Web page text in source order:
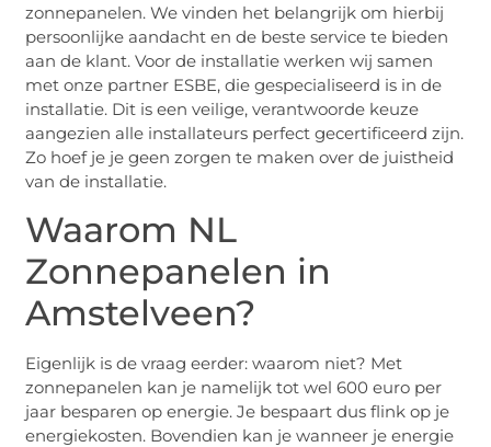
zonnepanelen. We vinden het belangrijk om hierbij
persoonlijke aandacht en de beste service te bieden
aan de klant. Voor de installatie werken wij samen
met onze partner ESBE, die gespecialiseerd is in de
installatie. Dit is een veilige, verantwoorde keuze
aangezien alle installateurs perfect gecertificeerd zijn.
Zo hoef je je geen zorgen te maken over de juistheid
van de installatie.
Waarom NL
Zonnepanelen in
Amstelveen?
Eigenlijk is de vraag eerder: waarom niet? Met
zonnepanelen kan je namelijk tot wel 600 euro per
jaar besparen op energie. Je bespaart dus flink op je
energiekosten. Bovendien kan je wanneer je energie